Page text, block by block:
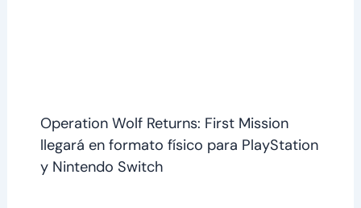
Operation Wolf Returns: First Mission
llegará en formato físico para PlayStation
y Nintendo Switch